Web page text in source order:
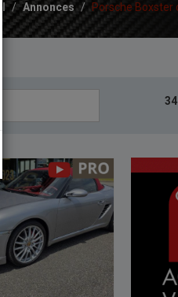
/ Annonces / Porsche Boxster